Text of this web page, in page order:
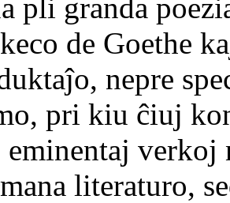
pli granda
de Goethe
nepre
pri kiu ĉiuj
verkoj
literaturo,